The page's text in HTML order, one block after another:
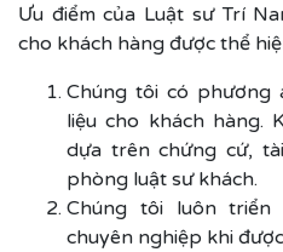
Ưu điểm của Luật sư Trí
cho khách hàng được thể
Chúng tôi có
liệu cho khách hàng.
dựa trên chứng cứ,
phòng luật sư khách.
Chúng tôi luôn triển
chuyên nghiệp khi